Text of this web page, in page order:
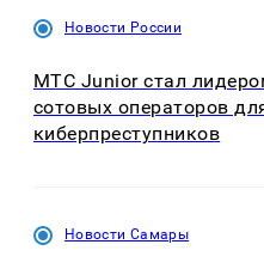
Новости России
МТС Junior стал
сотовых операторов
киберпреступников
Новости Самары